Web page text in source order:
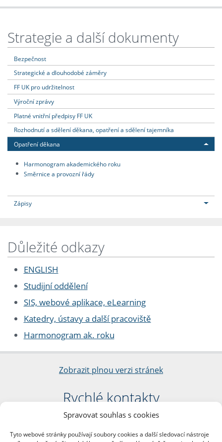
Spravovat souhlas s cookies
Tyto webové stránky používají soubory cookies a další sledovací nástroje
Strategie a další dokumenty
Bezpečnost
Strategické a dlouhodobé záměry
FF UK pro udržitelnost
Výroční zprávy
Platné vnitřní předpisy FF UK
Rozhodnutí a sdělení děkana, opatření a sdělení tajemníka
Opatření děkana
Harmonogram akademického roku
Směrnice a provozní řády
Zápisy
Důležité odkazy
ENGLISH
Studijní oddělení
SIS, webové aplikace, eLearning
Katedry, ústavy a další pracoviště
Harmonogram ak. roku
Zobrazit plnou verzi stránek
Rychlé kontakty
Filozofická fakulta
nám. Jana Palacha 1/2